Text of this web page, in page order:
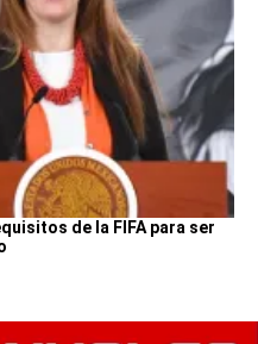
de la FIFA para ser